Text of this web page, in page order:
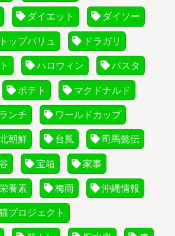
ダイエット ダイソー
トップバリュ ドラガリ
ハロウィン パスタ
ポテト マクドナルド
ランチ ワールドカップ
朝鮮 台風 司馬懿伝
宝箱 家事
養素 梅雨 沖縄情報
プロジェクト